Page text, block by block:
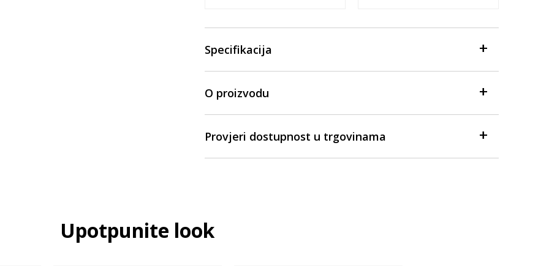
Specifikacija
O proizvodu
Provjeri dostupnost u trgovinama
Upotpunite look